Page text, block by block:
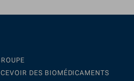
DES BIOMÉDICAMENTS